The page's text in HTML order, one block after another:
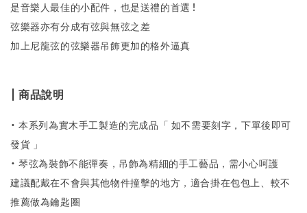
是音樂人最佳的小配件，也是送禮的首選 !
弦樂器亦有分成有弦與無弦之差
加上尼龍弦的弦樂器吊飾更加的格外逼真
| 商品說明
• 本系列為實木手工製造的完成品「 如不需要刻字，下單後即可
發貨 」
• 琴弦為裝飾不能彈奏，吊飾為精細的手工藝品，需小心呵護
建議配戴在不會與其他物件撞擊的地方，適合掛在包包上、較不
推薦做為鑰匙圈